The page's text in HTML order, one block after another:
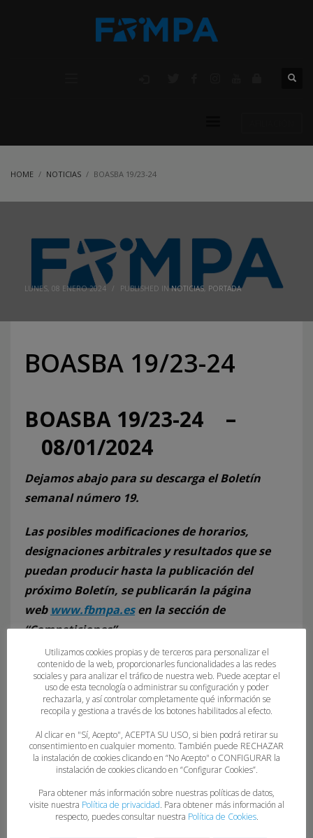
HOME NOTICIAS BOASBA 19/23-24
LUNES, 08 ENERO 2024 / PUBLISHED INNOTICIAS PORTADA
BOASBA 19/23-24
BOASBA 19/23-24 –
08/01/2024
Dejamos abajo para su descarga el Boletín
semanal número 19.
Las posibles modificaciones de horarios,
designaciones arbitrales y resultados que se
puedan producir hasta la publicación del
próximo Boletín, se publicarán la página
web www.fbmpa.esen la sección de
“Competiciones”.
19-23-24
Utilizamos cookies propias y de terceros para personalizar el
contenido de la web, proporcionarles funcionalidades a las redes
sociales y para analizar el tráfico de nuestra web. Puede aceptar el
uso de esta tecnología o administrar su configuración y poder
rechazarla, y así controlar completamente qué información se
recopila y gestiona a través de los botones habilitados al efecto.
Al clicar en "Sí, Acepto", ACEPTA SU USO, si bien podrá retirar su
consentimiento en cualquier momento. También puede RECHAZAR
la instalación de cookies clicando en “No Acepto" o CONFIGURAR la
instalación de cookies clicando en “Configurar Cookies”.
Para obtener más información sobre nuestras políticas de datos,
visite nuestra Política de privacidad. Para obtener más información al
respecto, puedes consultar nuestra Política de Cookies.